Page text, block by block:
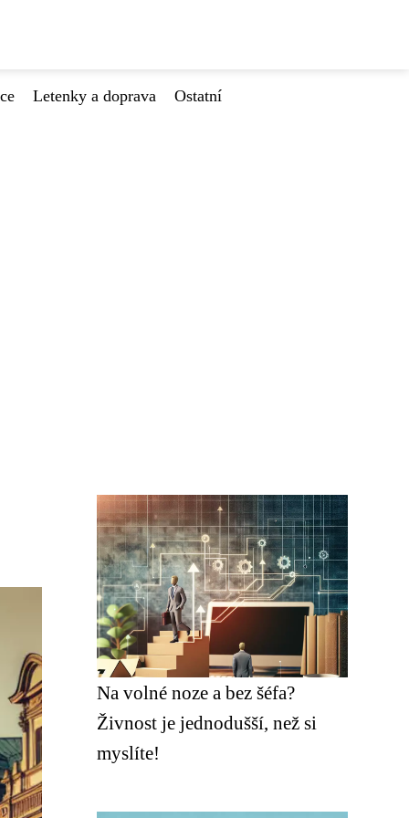
Letenky a doprava Ostatní
Na volné noze a bez šéfa?
Živnost je jednodušší, než si
myslíte!